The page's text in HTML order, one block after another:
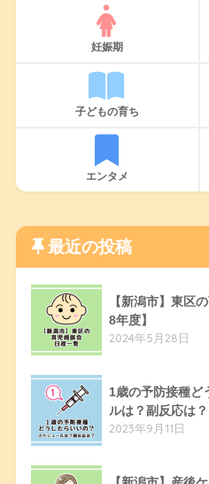
妊娠期
子どもの育ち
エンタメ
最近の投稿
【新潟市】東区
8年度】
2024年5月28日
1歳の予防接種ど
ルは？副反応は？
2023年9月11日